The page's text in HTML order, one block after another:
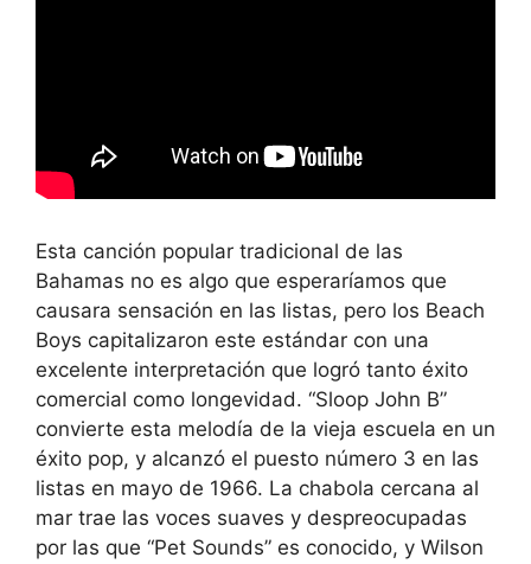
Esta canción popular tradicional de las
Bahamas no es algo que esperaríamos que
causara sensación en las listas, pero los Beach
Boys capitalizaron este estándar con una
excelente interpretación que logró tanto éxito
comercial como longevidad. “Sloop John B”
convierte esta melodía de la vieja escuela en un
éxito pop, y alcanzó el puesto número 3 en las
listas en mayo de 1966. La chabola cercana al
mar trae las voces suaves y despreocupadas
por las que “Pet Sounds” es conocido, y Wilson